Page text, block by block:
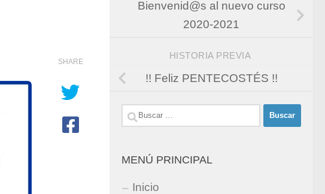
SHARE
Bienvenid@s al nuevo curso
2020-2021
HISTORIA PREVIA
!! Feliz PENTECOSTÉS !!
Buscar:
MENÚ PRINCIPAL
Inicio